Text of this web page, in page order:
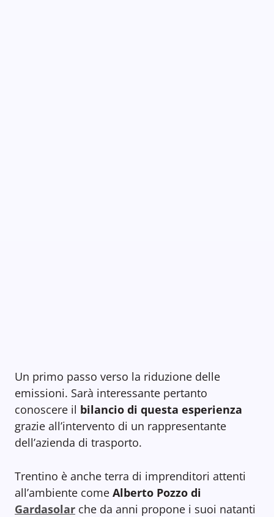
Un primo passo verso la riduzione delle
emissioni. Sarà interessante pertanto
conoscere il bilancio di questa esperienza
grazie all’intervento di un rappresentante
dell’azienda di trasporto.
Trentino è anche terra di imprenditori attenti
all’ambiente come Alberto Pozzo di
Gardasolar che da anni propone i suoi natanti